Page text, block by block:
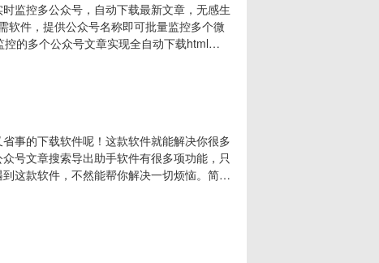
监控多公众号，自动下载最新文章，无感生
软件，提供公众号名称即可批量监控多个微
的多个公众号文章实现全自动下载html、
人文章库对于监控微信公众号，自动生成
04、每日文章推送每天早上8点自动推送前
事的下载软件呢！这款软件就能解决你很多
号文章搜索导出助手软件有很多项功能，只
这款软件，不然能帮你解决一切烦恼。简单
以通过时间段，总之只有你想不到，没有软
功能二：可以下载保存微信文章已发的音